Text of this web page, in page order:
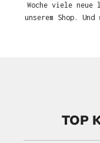
Woche viele
unserem Shop.
TOP